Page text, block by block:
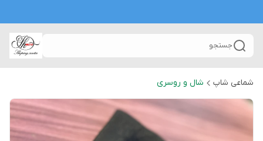
جستجو
شماعی شاپ شال و روسری